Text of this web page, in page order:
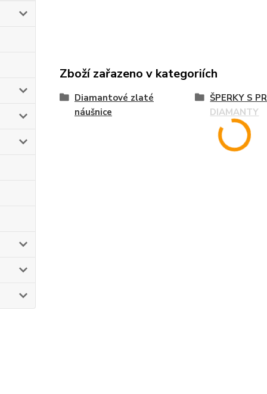
Zboží zařazeno v kategoriích
Diamantové zlaté
náušnice
ŠPERKY S
DIAMANTY